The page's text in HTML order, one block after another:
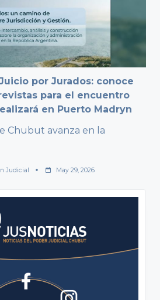
por Jurados: conoce
para el encuentro
en Puerto Madryn
Chubut avanza en la
Judicial May 29, 2026